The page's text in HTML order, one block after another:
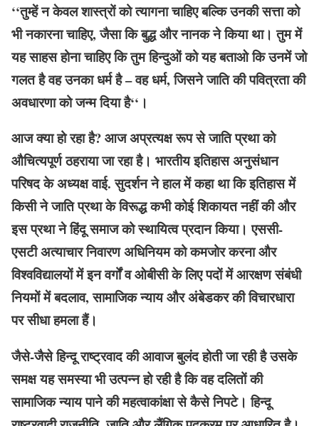
‘‘तुम्हें न केवल शास्त्रों को त्यागना चाहिए बल्कि उनकी सत्ता को
भी नकारना चाहिए, जैसा कि बुद्ध और नानक ने किया था। तुम में
यह साहस होना चाहिए कि तुम हिन्दुओं को यह बताओ कि उनमें जो
गलत है वह उनका धर्म है – वह धर्म, जिसने जाति की पवित्रता की
अवधारणा को जन्म दिया है‘‘।
आज क्या हो रहा है? आज अप्रत्यक्ष रूप से जाति प्रथा को
औचित्यपूर्ण ठहराया जा रहा है। भारतीय इतिहास अनुसंधान
परिषद के अध्यक्ष वाई. सुदर्शन ने हाल में कहा था कि इतिहास में
किसी ने जाति प्रथा के विरूद्ध कभी कोई शिकायत नहीं की और
इस प्रथा ने हिंदू समाज को स्थायित्व प्रदान किया। एससी-
एसटी अत्याचार निवारण अधिनियम को कमजोर करना और
विश्वविद्यालयों में इन वर्गों व ओबीसी के लिए पदों में आरक्षण संबंधी
नियमों में बदलाव, सामाजिक न्याय और अंबेडकर की विचारधारा
पर सीधा हमला हैं।
जैसे-जैसे हिन्दू राष्ट्रवाद की आवाज बुलंद होती जा रही है उसके
समक्ष यह समस्या भी उत्पन्न हो रही है कि वह दलितों की
सामाजिक न्याय पाने की महत्वाकांक्षा से कैसे निपटे। हिन्दू